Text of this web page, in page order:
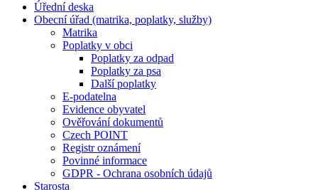
Úřední deska
Obecní úřad (matrika, poplatky, služby)
Matrika
Poplatky v obci
Poplatky za odpad
Poplatky za psa
Další poplatky
E-podatelna
Evidence obyvatel
Ověřování dokumentů
Czech POINT
Registr oznámení
Povinné informace
GDPR - Ochrana osobních údajů
Starosta